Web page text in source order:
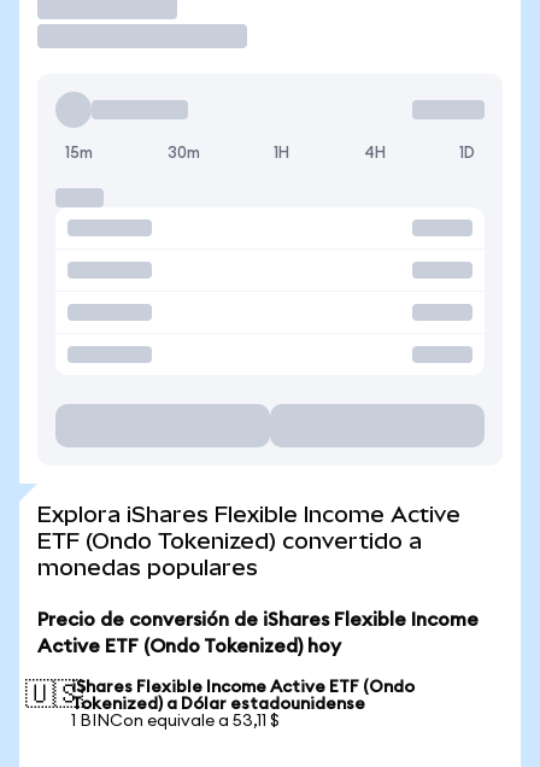
15m 30m 1H 4H 1D
Explora iShares Flexible Income Active
ETF (Ondo Tokenized) convertido a
monedas populares
Precio de conversión de iShares Flexible Income
Active ETF (Ondo Tokenized) hoy
🇺🇸iShares Flexible Income Active ETF (Ondo
Tokenized) a Dólar estadounidense
1 BINCon equivale a 53,11 $